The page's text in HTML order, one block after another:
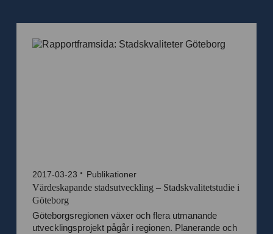
2017-03-23 Publikationer
Värdeskapande stadsutveckling – Stadskvalitetstudie i
Göteborg
Göteborgsregionen växer och flera utmanande
utvecklingsprojekt pågår i regionen. Planerande och